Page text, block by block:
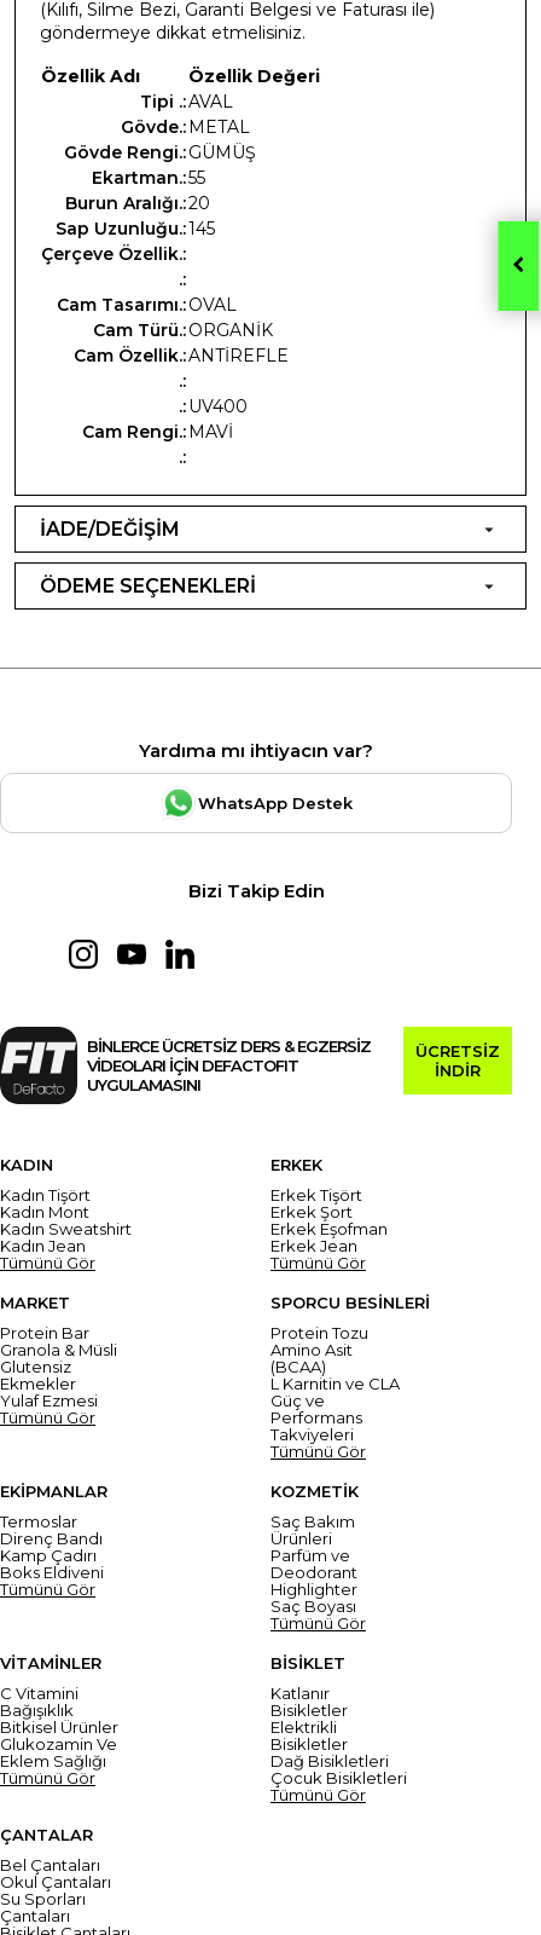
(Kılıfı, Silme Bezi, Garanti Belgesi ve Faturası ile)
göndermeye dikkat etmelisiniz.
Özellik Adı
Özellik Değeri
Tipi .:AVAL
Gövde.:METAL
Gövde Rengi.:GÜMÜŞ
Ekartman.:55
Burun Aralığı.:20
Sap Uzunluğu.:145
Çerçeve Özellik.:
.:
Cam Tasarımı.:OVAL
Cam Türü.:ORGANİK
Cam Özellik.:ANTİREFLE
.:
.:UV400
Cam Rengi.:MAVİ
.:
İADE/DEĞİŞİM
ÖDEME SEÇENEKLERİ
Yardıma mı ihtiyacın var?
WhatsApp Destek
Bizi Takip Edin
BİNLERCE ÜCRETSİZ DERS & EGZERSİZ
VİDEOLARI İÇİN DEFACTOFIT
UYGULAMASINI
ÜCRETSİZ
İNDİR
KADIN
Kadın Tişört
Kadın Mont
Kadın Sweatshirt
Kadın Jean
Tümünü Gör
ERKEK
Erkek Tişört
Erkek Şort
Erkek Eşofman
Erkek Jean
Tümünü Gör
MARKET
Protein Bar
Granola & Müsli
Glutensiz
Ekmekler
Yulaf Ezmesi
Tümünü Gör
SPORCU BESİNLERİ
Protein Tozu
Amino Asit
(BCAA)
L Karnitin ve CLA
Güç ve
Performans
Takviyeleri
Tümünü Gör
EKİPMANLAR
Termoslar
Direnç Bandı
Kamp Çadırı
Boks Eldiveni
Tümünü Gör
KOZMETİK
Saç Bakım
Ürünleri
Parfüm ve
Deodorant
Highlighter
Saç Boyası
Tümünü Gör
VİTAMİNLER
C Vitamini
Bağışıklık
Bitkisel Ürünler
Glukozamin Ve
Eklem Sağlığı
Tümünü Gör
BİSİKLET
Katlanır
Bisikletler
Elektrikli
Bisikletler
Dağ Bisikletleri
Çocuk Bisikletleri
Tümünü Gör
ÇANTALAR
Bel Çantaları
Okul Çantaları
Su Sporları
Çantaları